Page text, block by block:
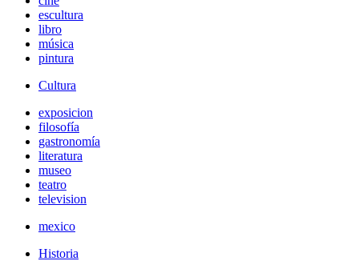
escultura
libro
música
pintura
Cultura
exposicion
filosofía
gastronomía
literatura
museo
teatro
television
mexico
Historia